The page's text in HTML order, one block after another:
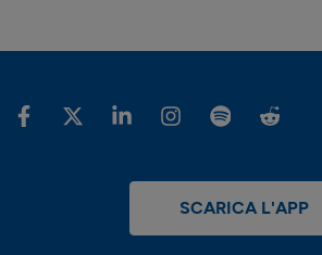
Calcola percorso
FINECO PERSONAL STUDIO
02 87391395
02 87391395SCARICA L'APP